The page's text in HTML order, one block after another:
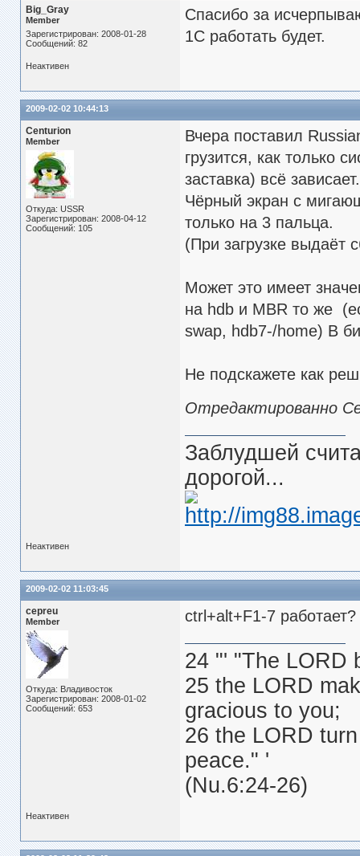
Big_Gray
Member
Зарегистрирован: 2008-01-28
Сообщений: 82
Спасибо за
1С работать будет.
Неактивен
2009-02-02 10:44:13
Centurion
Member
Откуда: USSR
Зарегистрирован: 2008-04-12
Сообщений: 105
Вчера поставил
грузится, как только
заставка) всё зависает.
Чёрный экран с
только на 3 пальца.
(При загрузке выдаёт
Может это имеет
на hdb и MBR то же
swap, hdb7-/home) В
Не подскажете как
Отредактированно
Заблудшей
дорогой...
Неактивен
2009-02-02 11:03:45
cepreu
Member
Откуда: Владивосток
Зарегистрирован: 2008-01-02
Сообщений: 653
ctrl+alt+F1-7
24 "' "The LORD
25 the LORD
gracious to you;
26 the LORD
peace." '
(Nu.6:24-26)
Неактивен